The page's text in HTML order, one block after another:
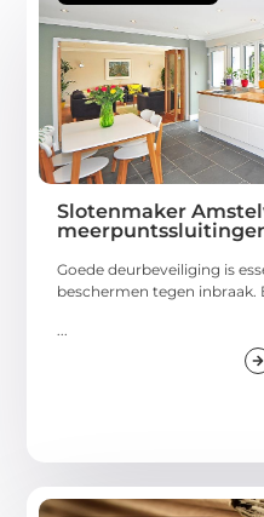
Slotenmaker
Goede deurbeveiliging is
beschermen tegen inbraak.